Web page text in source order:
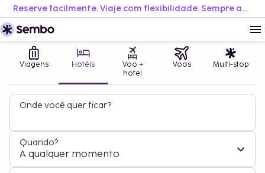
Reserve facilmente. Viaje com flexibilidade. Sempre ao melhor preço.
Viagens Hotéis
Voo +
hotel
Voos Multi-stop
Onde você quer ficar?
Quando?
A qualquer momento